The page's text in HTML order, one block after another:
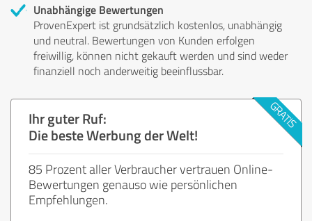
Unabhängige Bewertungen
ProvenExpert ist grundsätzlich kostenlos, unabhängig
und neutral. Bewertungen von Kunden erfolgen
freiwillig, können nicht gekauft werden und sind weder
finanziell noch anderweitig beeinflussbar.
Ihr guter Ruf:
Die beste Werbung der Welt!
85 Prozent aller Verbraucher vertrauen Online-
Bewertungen genauso wie persönlichen
Empfehlungen.